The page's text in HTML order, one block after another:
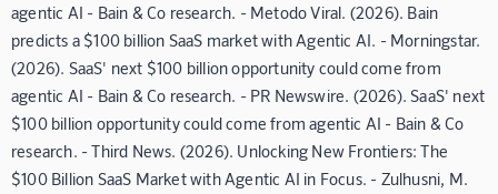
agentic AI - Bain & Co research. - Metodo Viral. (2026). Bain
predicts a $100 billion SaaS market with Agentic AI. - Morningstar.
(2026). SaaS' next $100 billion opportunity could come from
agentic AI - Bain & Co research. - PR Newswire. (2026). SaaS' next
$100 billion opportunity could come from agentic AI - Bain & Co
research. - Third News. (2026). Unlocking New Frontiers: The
$100 Billion SaaS Market with Agentic AI in Focus. - Zulhusni, M.